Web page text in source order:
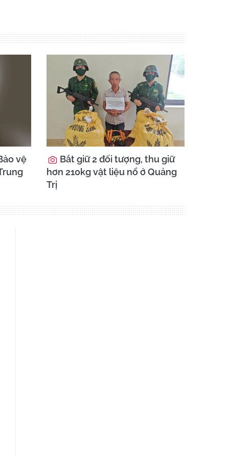
vệ
Bắt giữ 2 đối tượng, thu giữ
hơn 210kg vật liệu nổ ở Quảng
Trị